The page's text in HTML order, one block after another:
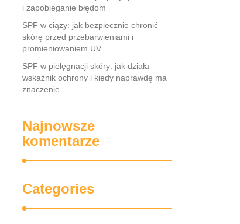
i zapobieganie błędom
SPF w ciąży: jak bezpiecznie chronić
skórę przed przebarwieniami i
promieniowaniem UV
SPF w pielęgnacji skóry: jak działa
wskaźnik ochrony i kiedy naprawdę ma
znaczenie
Najnowsze
komentarze
Categories